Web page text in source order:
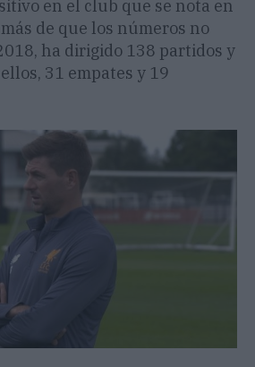
en el club que se nota en
de que los números no
ha dirigido 138 partidos y
31 empates y 19